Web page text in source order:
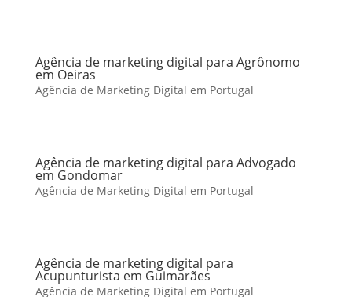
Agência de marketing digital para Agrônomo
em Oeiras
Agência de Marketing Digital em Portugal
Agência de marketing digital para Advogado
em Gondomar
Agência de Marketing Digital em Portugal
Agência de marketing digital para
Acupunturista em Guimarães
Agência de Marketing Digital em Portugal